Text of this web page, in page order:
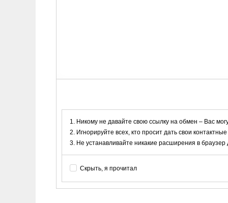
Никому не давайте свою ссылку на обмен – Вас
Игнорируйте всех, кто просит дать свои
Не устанавливайте никакие расширения в
Скрыть, я прочитал